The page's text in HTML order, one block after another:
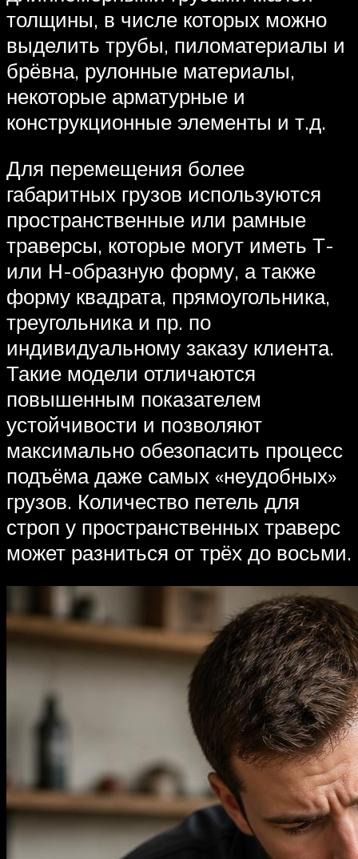
толщины, в числе которых можно
выделить трубы, пиломатериалы и
брёвна, рулонные материалы,
некоторые арматурные и
конструкционные элементы и т.д.
Для перемещения более
габаритных грузов используются
пространственные или рамные
траверсы, которые могут иметь Т-
или Н-образную форму, а также
форму квадрата, прямоугольника,
треугольника и пр. по
индивидуальному заказу клиента.
Такие модели отличаются
повышенным показателем
устойчивости и позволяют
максимально обезопасить процесс
подъёма даже самых «неудобных»
грузов. Количество петель для
строп у пространственных траверс
может разниться от трёх до восьми.